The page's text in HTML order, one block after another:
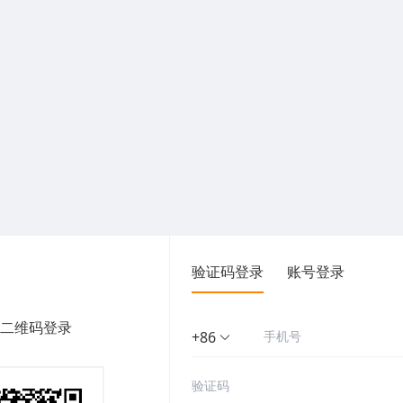
维码登录
验证码登录 账号登录
+86